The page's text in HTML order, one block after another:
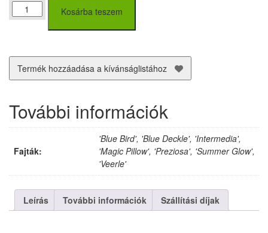
Fűrészeslevelű
hortenzia
(Hydrangea
fajták
30-
40
mennyiség
Kosárba teszem
Termék hozzáadása a kívánságlistához
További információk
Fajták:
'Blue Bird', 'Blue Deckle', 'Intermedia',
'Magic Pillow', 'Preziosa', 'Summer Glow',
'Veerle'
Leírás További információk Szállítási díjak